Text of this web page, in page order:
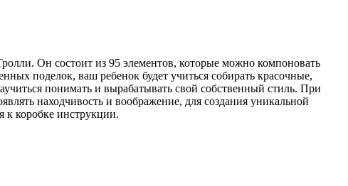
Он состоит из 95 элементов, которые можно компоновать
поделок, ваш ребенок будет учиться собирать красочные,
понимать и вырабатывать свой собственный стиль. При
находчивость и воображение, для создания уникальной
к коробке инструкции.